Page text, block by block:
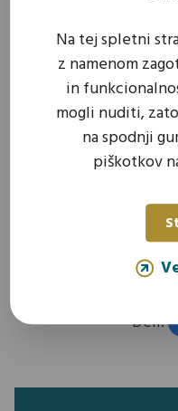
sodelujemo v
predlogov in
sooblikujemo
organiziramo
skrbimo za
Deli:
Na tej spletni
z namenom
in
mogli nuditi,
na spodnji
piškotkov